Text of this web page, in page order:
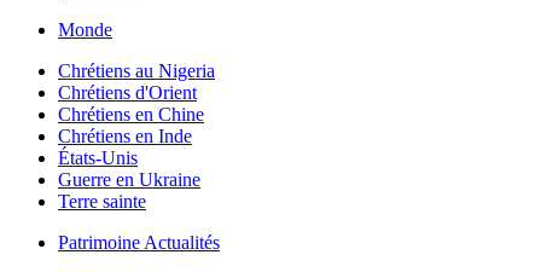
Monde
Chrétiens au Nigeria
Chrétiens d'Orient
Chrétiens en Chine
Chrétiens en Inde
États-Unis
Guerre en Ukraine
Terre sainte
Patrimoine Actualités